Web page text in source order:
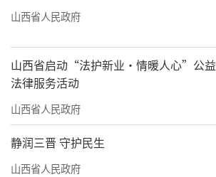
山西省人民政府
山西省启动“法护新业·情暖人心”公益
法律服务活动
山西省人民政府
静润三晋 守护民生
山西省人民政府